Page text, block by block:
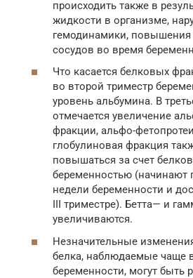
происходить также в
жидкости в организме,
гемодинамики, повышения
сосудов во время
Что касается белковых
во второй триместр
уровень альбумина. В
отмечается увеличение
фракции, альфо-
глобулиновая фракция
повышаться за счет
беременностью (начинают
недели беременности и
III триместре). Бетта— и
увеличиваются.
Незначительные
белка, наблюдаемые чаще
беременности, могут быть